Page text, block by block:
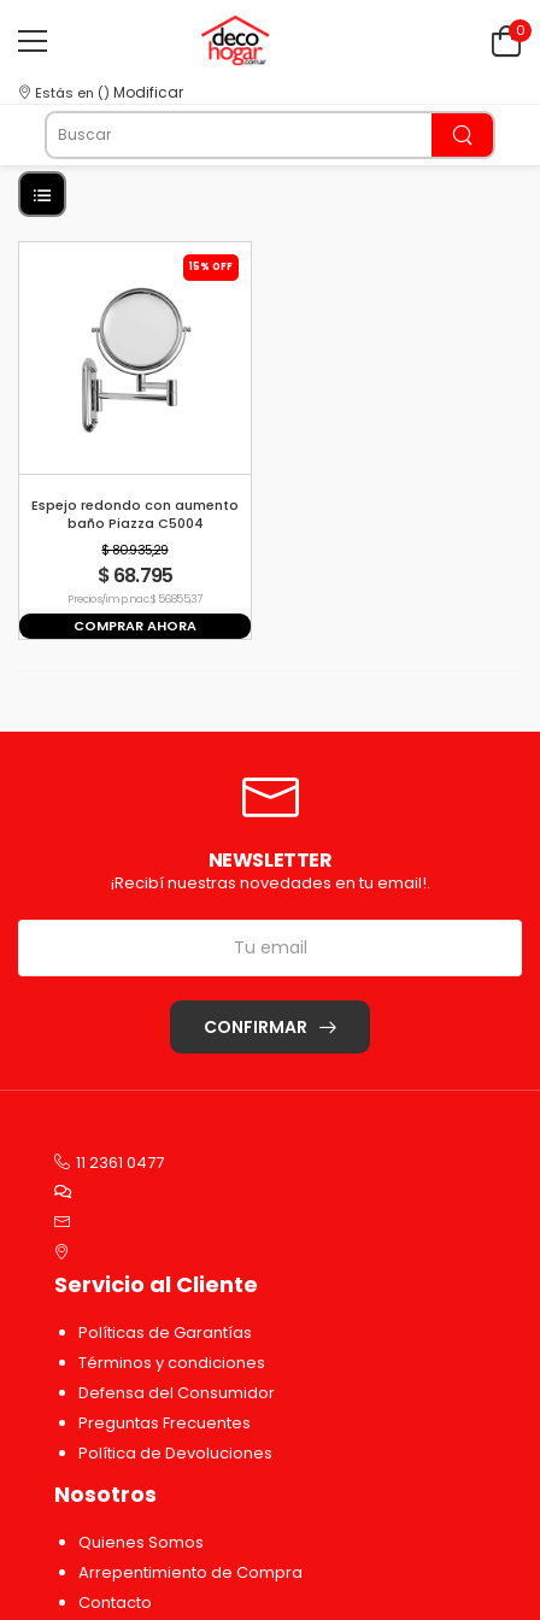
0
Estás en () Modificar
15% OFF
Espejo redondo con aumento
baño Piazza C5004
$ 80.935,29
$ 68.795
Precio s/imp. nac. $ 56.855,37
COMPRAR AHORA
NEWSLETTER
¡Recibí nuestras novedades en tu email!.
CONFIRMAR
11 2361 0477
Servicio al Cliente
Políticas de Garantías
Términos y condiciones
Defensa del Consumidor
Preguntas Frecuentes
Política de Devoluciones
Nosotros
Quienes Somos
Arrepentimiento de Compra
Contacto